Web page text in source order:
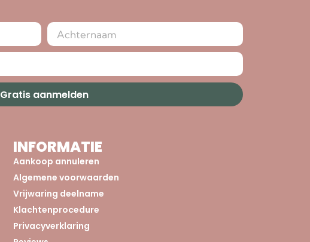
Gratis aanmelden
INFORMATIE
Aankoop annuleren
Algemene voorwaarden
Vrijwaring deelname
Klachtenprocedure
Privacyverklaring